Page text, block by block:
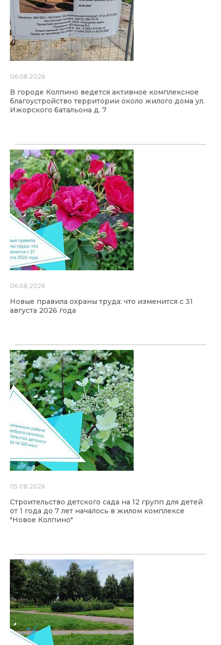
06.08.2026
В городе Колпино ведется активное комплексное
благоустройство территории около жилого дома ул.
Ижорского батальона д. 7
06.08.2026
Новые правила охраны труда: что изменится с 31
августа 2026 года
05.08.2026
Строительство детского сада на 12 групп для детей
от 1 года до 7 лет началось в жилом комплексе
"Новое Колпино"